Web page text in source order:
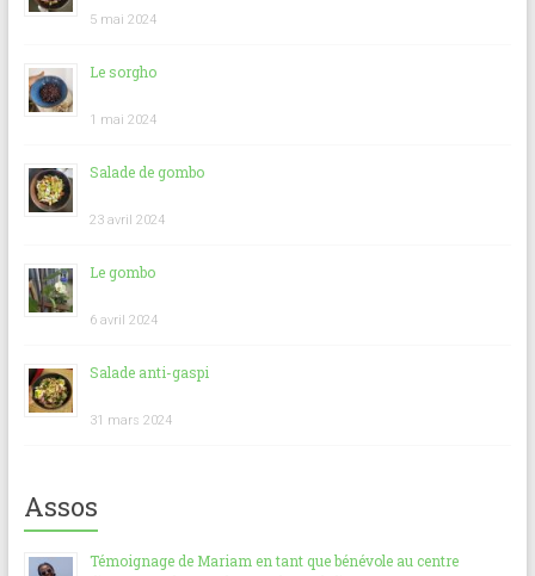
5 mai 2024
Le sorgho
1 mai 2024
Salade de gombo
23 avril 2024
Le gombo
6 avril 2024
Salade anti-gaspi
31 mars 2024
Assos
Témoignage de Mariam en tant que bénévole au centre